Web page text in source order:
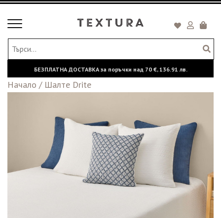
Toggle
БЕЗПЛАТНА ДОСТАВКА за поръчки над 70 €,136.91 лв.
Начало / Шалте Drite